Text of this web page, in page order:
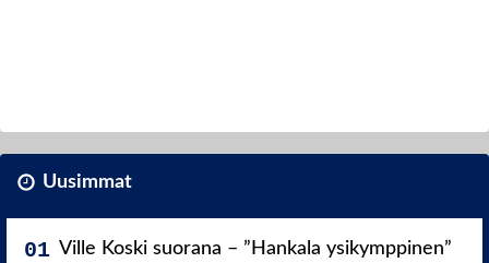
Uusimmat
Ville Koski suorana – ”Hankala ysikymppinen”